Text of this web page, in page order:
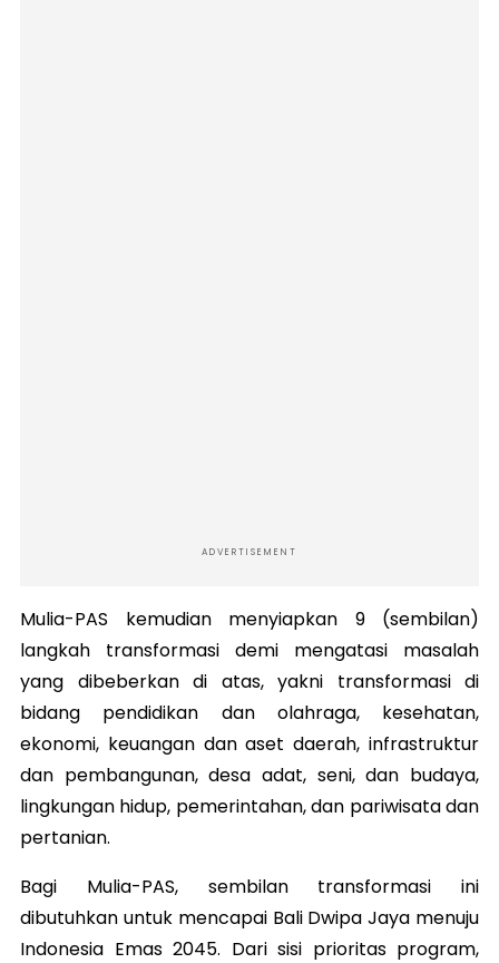
ADVERTISEMENT
Mulia-PAS kemudian menyiapkan 9 (sembilan)
langkah transformasi demi mengatasi masalah
yang dibeberkan di atas, yakni transformasi di
bidang pendidikan dan olahraga, kesehatan,
ekonomi, keuangan dan aset daerah, infrastruktur
dan pembangunan, desa adat, seni, dan budaya,
lingkungan hidup, pemerintahan, dan pariwisata dan
pertanian.
Bagi Mulia-PAS, sembilan transformasi ini
dibutuhkan untuk mencapai Bali Dwipa Jaya menuju
Indonesia Emas 2045. Dari sisi prioritas program,